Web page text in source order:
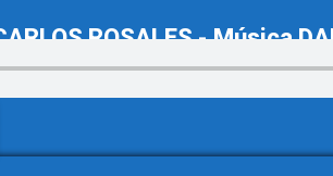
ROSALES - Música